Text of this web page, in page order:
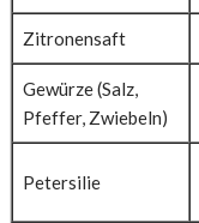
Zitronensaft
Gewürze (Salz,
Pfeffer, Zwiebeln)
Petersilie